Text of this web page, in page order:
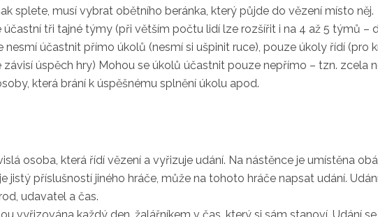
splete, musí vybrat obětního beránka, který půjde do vězení místo něj.
tři tajné týmy (při větším počtu lidí lze rozšířit i na 4 až 5 týmů –
účastnit přímo úkolů (nesmí si ušpinit ruce), pouze úkoly řídí (pro
závisí úspěch hry) Mohou se úkolů účastnit pouze nepřímo – tzn. zcela
která brání k úspěšnému splnění úkolu apod.
osoba, která řídí vězení a vyřizuje udání. Na nástěnce je umístěna
jistý příslušností jiného hráče, může na tohoto hráče napsat udání.
udavatel a čas.
vyřizována každý den, žalářníkem v čas, který si sám stanoví. Udání